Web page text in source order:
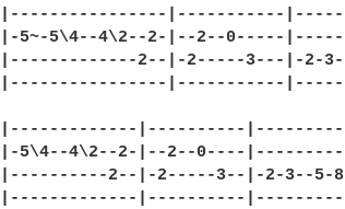
|----------------|-----------
|-5~-5\4--4\2--2-|--2--0-----
|-------------2--|-2-----3---|-2-
|----------------|-----------
|-------------|----------
|-5\4--4\2--2-|--2--0----
|----------2--|-2-----3--
|-------------|----------